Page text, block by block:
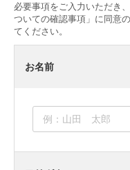
必要事項をご入力いただき
ついての確認事項」に同意
てください。
お名前